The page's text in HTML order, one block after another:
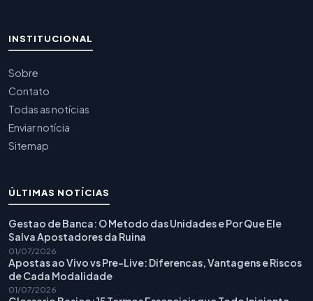
INSTITUCIONAL
Sobre
Contato
Todas as notícias
Enviar notícia
Sitemap
ÚLTIMAS NOTÍCIAS
Gestao de Banca: O Metodo das Unidades e Por Que Ele
Salva Apostadores da Ruina
01/07/2026
Apostas ao Vivo vs Pre-Live: Diferencas, Vantagens e Riscos
de Cada Modalidade
01/07/2026